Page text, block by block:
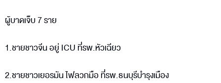
ผู้บาดเจ็บ 7 ราย
1.ชายชาวจีน อยู่ ICU ที่รพ.หัวเฉียว
2.ชายชาวเยอรมัน ไฟลวกมือ ที่รพ.ธนบุรีบำรุงเมือง